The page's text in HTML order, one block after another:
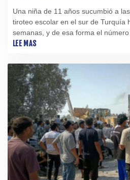
Una niña de 11 años sucumbió a
tiroteo escolar en el sur de Turquía
semanas, y de esa forma el
en ese ataque ascendió a 10,
LEE MAS